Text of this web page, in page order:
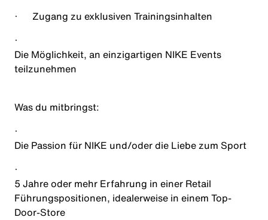
·
Zugang zu exklusiven Trainingsinhalten
·
Die Möglichkeit, an einzigartigen NIKE Events
teilzunehmen
Was du mitbringst:
·
Die Passion für NIKE und/oder die Liebe zum Sport
·
5 Jahre oder mehr Erfahrung in einer Retail
Führungspositionen, idealerweise in einem Top-
Door-Store